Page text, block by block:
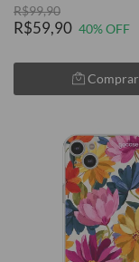
R$99,90
R$59,90 40% OFF
Comprar